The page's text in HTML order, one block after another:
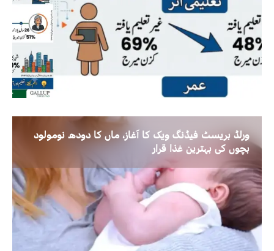
ورلڈ بریسٹ فیڈنگ ویک کا آغاز، ماں کا دودھ نومولود
بچوں کی بہترین غذا قرار